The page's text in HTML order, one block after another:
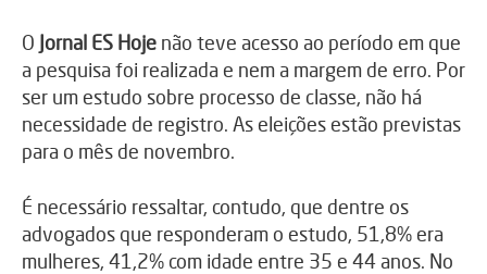
O Jornal ES Hoje não teve acesso ao período em que
a pesquisa foi realizada e nem a margem de erro. Por
ser um estudo sobre processo de classe, não há
necessidade de registro. As eleições estão previstas
para o mês de novembro.
É necessário ressaltar, contudo, que dentre os
advogados que responderam o estudo, 51,8% era
mulheres, 41,2% com idade entre 35 e 44 anos. No